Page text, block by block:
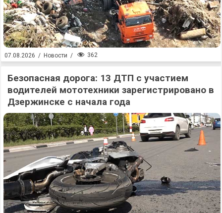
07.08.2026 / Новости / 362
Безопасная дорога: 13 ДТП с участием
водителей мототехники зарегистрировано в
Дзержинске с начала года